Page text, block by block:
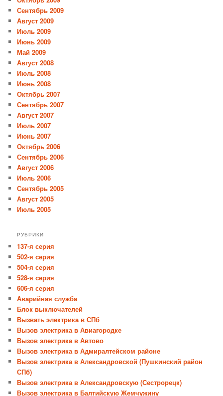
Сентябрь 2009
Август 2009
Июль 2009
Июнь 2009
Май 2009
Август 2008
Июль 2008
Июнь 2008
Октябрь 2007
Сентябрь 2007
Август 2007
Июль 2007
Июнь 2007
Октябрь 2006
Сентябрь 2006
Август 2006
Июль 2006
Сентябрь 2005
Август 2005
Июль 2005
РУБРИКИ
137-я серия
502-я серия
504-я серия
528-я серия
606-я серия
Аварийная служба
Блок выключателей
Вызвать электрика в СПб
Вызов электрика в Авиагородке
Вызов электрика в Автово
Вызов электрика в Адмиралтейском районе
Вызов электрика в Александровской (Пушкинский район
СПб)
Вызов электрика в Александровскую (Сестрорецк)
Вызов электрика в Балтийскую Жемчужину